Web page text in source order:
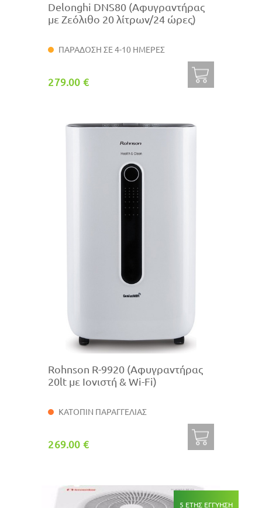
Delonghi DNS80 (Αφυγραντήρας
με Ζεόλιθο 20 λίτρων/24 ώρες)
ΠΑΡΑΔΟΣΗ ΣΕ 4-10 ΗΜΕΡΕΣ
279.00 €
Rohnson R-9920 (Αφυγραντήρας
20lt με Ιονιστή & Wi-Fi)
ΚΑΤΟΠΙΝ ΠΑΡΑΓΓΕΛΙΑΣ
269.00 €
5 ΕΤΗΣ ΕΓΓΥΗΣΗ